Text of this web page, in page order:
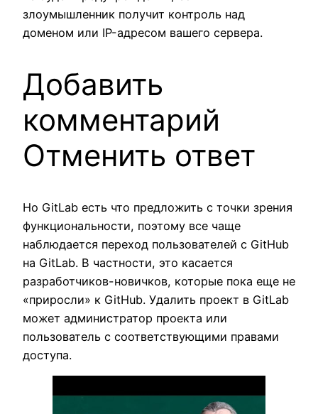
злоумышленник получит контроль над
доменом или IP-адресом вашего сервера.
Добавить
комментарий
Отменить ответ
Но GitLab есть что предложить с точки зрения
функциональности, поэтому все чаще
наблюдается переход пользователей с GitHub
на GitLab. В частности, это касается
разработчиков-новичков, которые пока еще не
«приросли» к GitHub. Удалить проект в GitLab
может администратор проекта или
пользователь с соответствующими правами
доступа.